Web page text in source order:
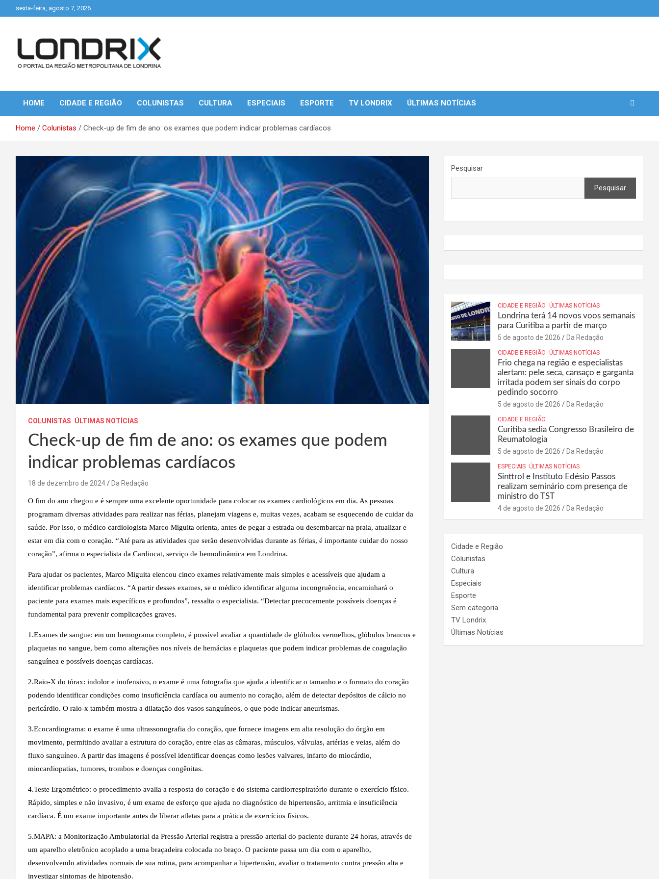
to
sexta-feira, agosto 7, 2026
Londrix
HOME CIDADE E REGIÃO COLUNISTAS CULTURA ESPECIAIS ESPORTE TV LONDRIX ÚLTIMAS NOTÍCIAS
Home Colunistas Check-up de fim de ano: os exames que podem indicar problemas cardíacos
COLUNISTAS ÚLTIMAS NOTÍCIAS
Check-up de fim de ano: os exames que podem
indicar problemas cardíacos
18 de dezembro de 2024 Da Redação
O fim do ano chegou e é sempre uma excelente oportunidade para colocar os exames cardiológicos em dia. As pessoas
programam diversas atividades para realizar nas férias, planejam viagens e, muitas vezes, acabam se esquecendo de cuidar da
saúde. Por isso, o médico cardiologista Marco Miguita orienta, antes de pegar a estrada ou desembarcar na praia, atualizar e
estar em dia com o coração. “Até para as atividades que serão desenvolvidas durante as férias, é importante cuidar do nosso
coração”, afirma o especialista da Cardiocat, serviço de hemodinâmica em Londrina.
Para ajudar os pacientes, Marco Miguita elencou cinco exames relativamente mais simples e acessíveis que ajudam a
identificar problemas cardíacos. “A partir desses exames, se o médico identificar alguma incongruência, encaminhará o
paciente para exames mais específicos e profundos”, ressalta o especialista. “Detectar precocemente possíveis doenças é
fundamental para prevenir complicações graves.
1.Exames de sangue: em um hemograma completo, é possível avaliar a quantidade de glóbulos vermelhos, glóbulos brancos e
plaquetas no sangue, bem como alterações nos níveis de hemácias e plaquetas que podem indicar problemas de coagulação
sanguínea e possíveis doenças cardíacas.
2.Raio-X do tórax: indolor e inofensivo, o exame é uma fotografia que ajuda a identificar o tamanho e o formato do coração
podendo identificar condições como insuficiência cardíaca ou aumento no coração, além de detectar depósitos de cálcio no
pericárdio. O raio-x também mostra a dilatação dos vasos sanguíneos, o que pode indicar aneurismas.
3.Ecocardiograma: o exame é uma ultrassonografia do coração, que fornece imagens em alta resolução do órgão em
movimento, permitindo avaliar a estrutura do coração, entre elas as câmaras, músculos, válvulas, artérias e veias, além do
fluxo sanguíneo. A partir das imagens é possível identificar doenças como lesões valvares, infarto do miocárdio,
miocardiopatias, tumores, trombos e doenças congênitas.
4.Teste Ergométrico: o procedimento avalia a resposta do coração e do sistema cardiorrespiratório durante o exercício físico.
Rápido, simples e não invasivo, é um exame de esforço que ajuda no diagnóstico de hipertensão, arritmia e insuficiência
cardíaca. É um exame importante antes de liberar atletas para a prática de exercícios físicos.
5.MAPA: a Monitorização Ambulatorial da Pressão Arterial registra a pressão arterial do paciente durante 24 horas, através de
um aparelho eletrônico acoplado a uma braçadeira colocada no braço. O paciente passa um dia com o aparelho,
desenvolvendo atividades normais de sua rotina, para acompanhar a hipertensão, avaliar o tratamento contra pressão alta e
investigar sintomas de hipotensão.
Pesquisar
Pesquisar
CIDADE E REGIÃO ÚLTIMAS NOTÍCIAS
Londrina terá 14 novos voos semanais
para Curitiba a partir de março
5 de agosto de 2026 Da Redação
CIDADE E REGIÃO ÚLTIMAS NOTÍCIAS
Frio chega na região e especialistas
alertam: pele seca, cansaço e garganta
irritada podem ser sinais do corpo
pedindo socorro
5 de agosto de 2026 Da Redação
CIDADE E REGIÃO
Curitiba sedia Congresso Brasileiro de
Reumatologia
5 de agosto de 2026 Da Redação
ESPECIAIS ÚLTIMAS NOTÍCIAS
Sinttrol e Instituto Edésio Passos
realizam seminário com presença de
ministro do TST
4 de agosto de 2026 Da Redação
Cidade e Região
Colunistas
Cultura
Especiais
Esporte
Sem categoria
TV Londrix
Últimas Notícias